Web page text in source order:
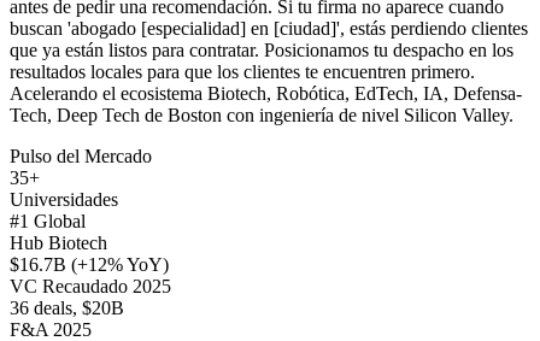
antes de pedir una recomendación. Si tu firma no aparece cuando
buscan 'abogado [especialidad] en [ciudad]', estás perdiendo clientes
que ya están listos para contratar. Posicionamos tu despacho en los
resultados locales para que los clientes te encuentren primero.
Acelerando el ecosistema Biotech, Robótica, EdTech, IA, Defensa-
Tech, Deep Tech de Boston con ingeniería de nivel Silicon Valley.
Pulso del Mercado
35+
Universidades
#1 Global
Hub Biotech
$16.7B (+12% YoY)
VC Recaudado 2025
36 deals, $20B
F&A 2025